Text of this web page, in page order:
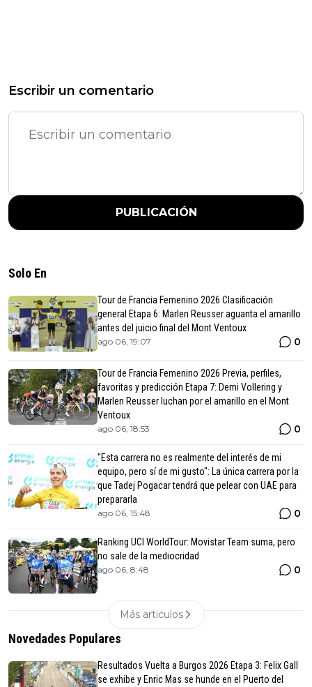
Escribir un comentario
PUBLICACIÓN
Solo En
Tour de Francia Femenino 2026 Clasificación
general Etapa 6: Marlen Reusser aguanta el amarillo
antes del juicio final del Mont Ventoux
ago 06, 19:07 0
Tour de Francia Femenino 2026 Previa, perfiles,
favoritas y predicción Etapa 7: Demi Vollering y
Marlen Reusser luchan por el amarillo en el Mont
Ventoux
ago 06, 18:53 0
"Esta carrera no es realmente del interés de mi
equipo, pero sí de mi gusto": La única carrera por la
que Tadej Pogacar tendrá que pelear con UAE para
prepararla
ago 06, 15:48 0
Ranking UCI WorldTour: Movistar Team suma, pero
no sale de la mediocridad
ago 06, 8:48 0
Más articulos
Novedades Populares
Resultados Vuelta a Burgos 2026 Etapa 3: Felix Gall
se exhibe y Enric Mas se hunde en el Puerto del